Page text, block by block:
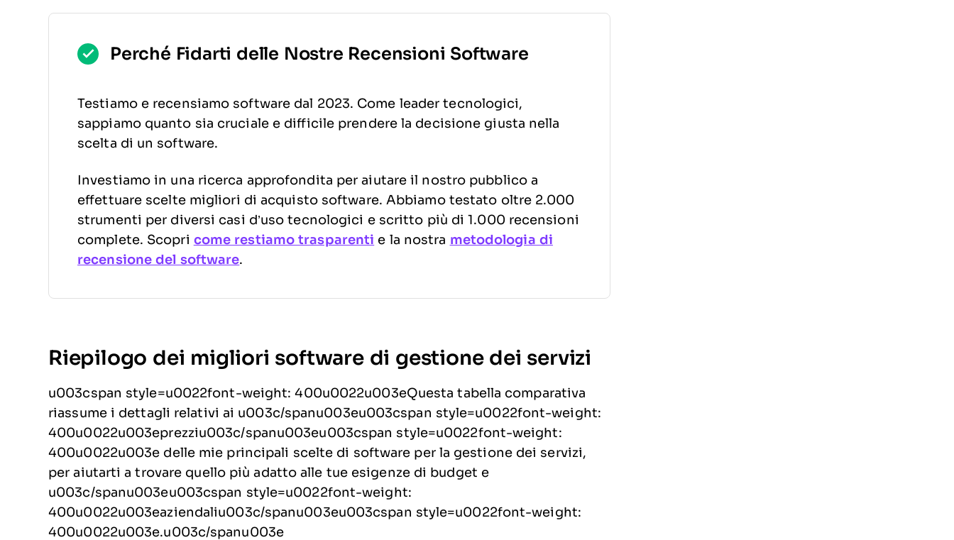
Perché Fidarti delle Nostre Recensioni Software
Testiamo e recensiamo software dal 2023. Come leader tecnologici,
sappiamo quanto sia cruciale e difficile prendere la decisione giusta nella
scelta di un software.
Investiamo in una ricerca approfondita per aiutare il nostro pubblico a
effettuare scelte migliori di acquisto software. Abbiamo testato oltre 2.000
strumenti per diversi casi d’uso tecnologici e scritto più di 1.000 recensioni
complete. Scopri come restiamo trasparenti e la nostra metodologia di
recensione del software.
Riepilogo dei migliori software di gestione dei servizi
u003cspan style=u0022font-weight: 400u0022u003eQuesta tabella comparativa
riassume i dettagli relativi ai u003c/spanu003eu003cspan style=u0022font-weight:
400u0022u003eprezziu003c/spanu003eu003cspan style=u0022font-weight:
400u0022u003e delle mie principali scelte di software per la gestione dei servizi,
per aiutarti a trovare quello più adatto alle tue esigenze di budget e
u003c/spanu003eu003cspan style=u0022font-weight:
400u0022u003eaziendaliu003c/spanu003eu003cspan style=u0022font-weight:
400u0022u003e.u003c/spanu003e